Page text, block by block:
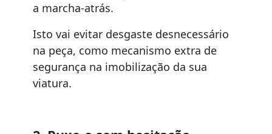
a marcha-atrás.
Isto vai evitar desgaste desnecessário
na peça, como mecanismo extra de
segurança na imobilização da sua
viatura.